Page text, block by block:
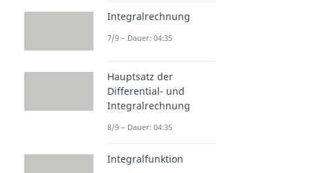
Integralrechnung
7/9 – Dauer: 04:35
Hauptsatz der
Differential- und
Integralrechnung
8/9 – Dauer: 04:35
Integralfunktion